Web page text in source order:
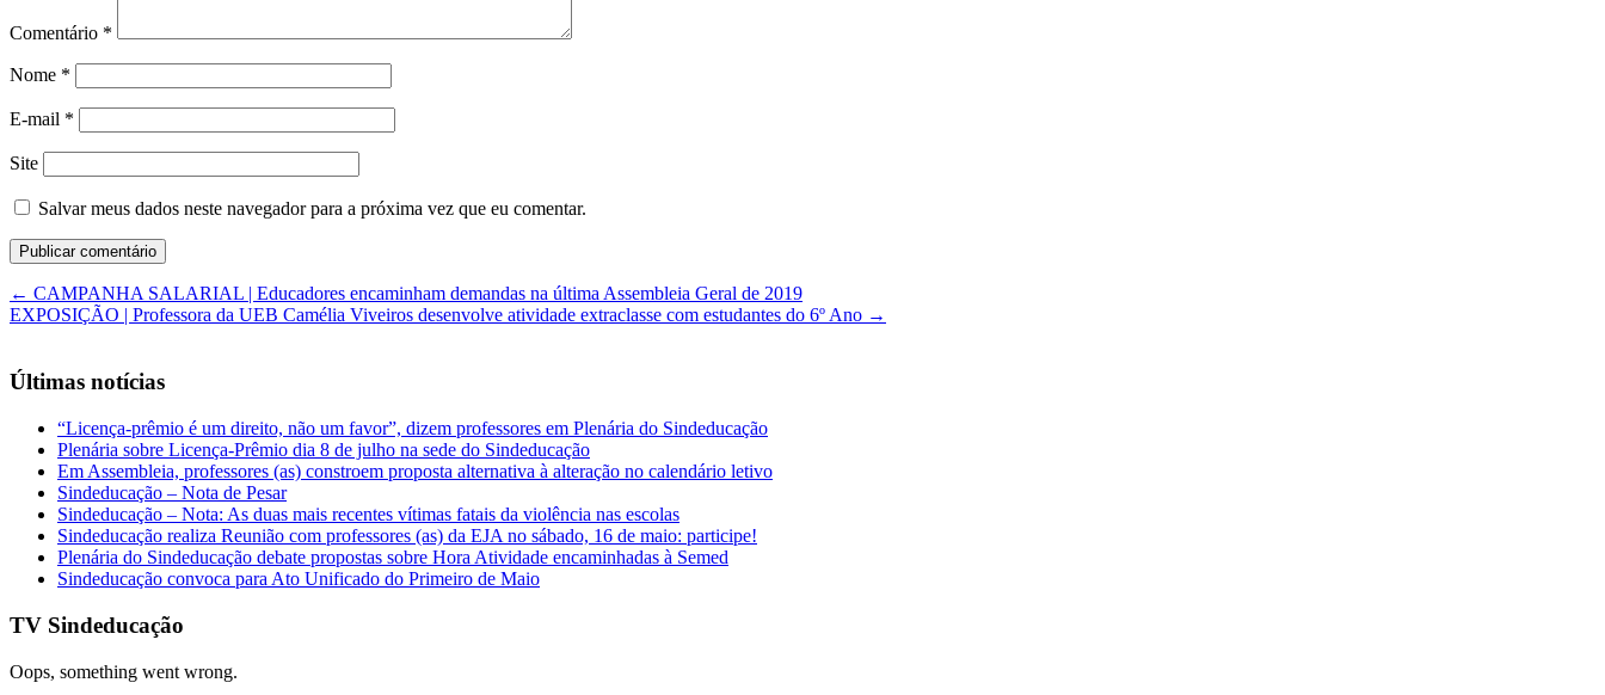
Comentário *
Nome *
E-mail *
Site
Salvar meus dados neste navegador para a próxima vez que eu comentar.
← CAMPANHA SALARIAL | Educadores encaminham demandas na última Assembleia Geral de 2019
EXPOSIÇÃO | Professora da UEB Camélia Viveiros desenvolve atividade extraclasse com estudantes do 6º Ano →
Últimas notícias
“Licença-prêmio é um direito, não um favor”, dizem professores em Plenária do Sindeducação
Plenária sobre Licença-Prêmio dia 8 de julho na sede do Sindeducação
Em Assembleia, professores (as) constroem proposta alternativa à alteração no calendário letivo
Sindeducação – Nota de Pesar
Sindeducação – Nota: As duas mais recentes vítimas fatais da violência nas escolas
Sindeducação realiza Reunião com professores (as) da EJA no sábado, 16 de maio: participe!
Plenária do Sindeducação debate propostas sobre Hora Atividade encaminhadas à Semed
Sindeducação convoca para Ato Unificado do Primeiro de Maio
TV Sindeducação
Oops, something went wrong.